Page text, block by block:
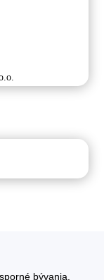
bývania.